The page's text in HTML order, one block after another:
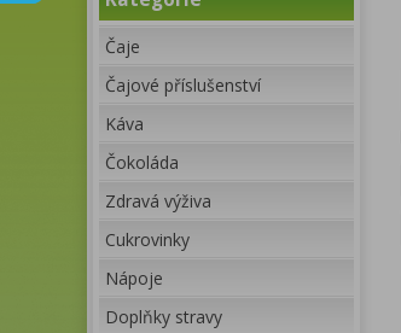
Čaje
Čajové příslušenství
Káva
Čokoláda
Zdravá výživa
Cukrovinky
Nápoje
Doplňky stravy